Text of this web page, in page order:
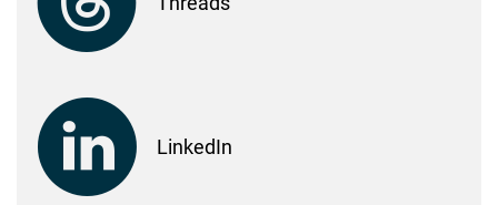
LinkedIn